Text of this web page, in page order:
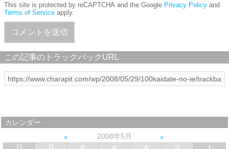
This site is protected by reCAPTCHA and the Google Privacy Policy and
Terms of Service apply.
この記事のトラックバックURL
カレンダー
2008年5月
日
月 火 水 木 金
土